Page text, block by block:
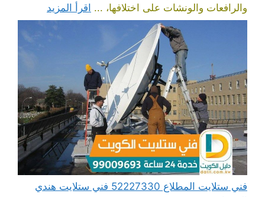
والرافعات والونشات على اختلافها، ... اقرأ المزيد
فني ستلايت المطلاع 52227330 فني ستلايت هندي